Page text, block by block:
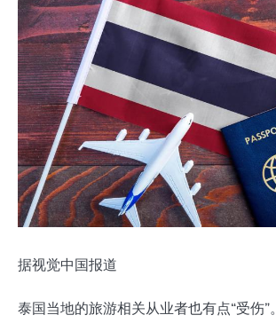
据视觉中国报道
泰国当地的旅游相关从业者也有点“受伤”。